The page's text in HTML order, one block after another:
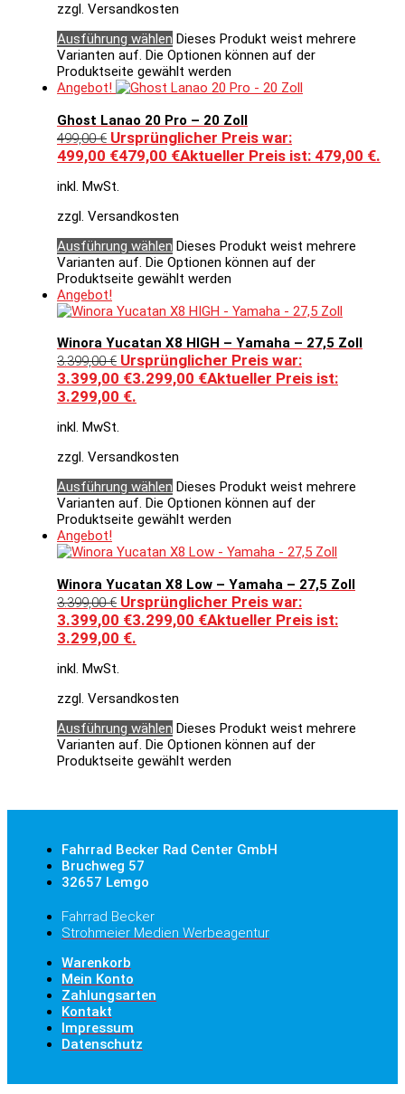
zzgl. Versandkosten
Ausführung wählen Dieses Produkt weist mehrere
Varianten auf. Die Optionen können auf der
Produktseite gewählt werden
Angebot!
Ghost Lanao 20 Pro – 20 Zoll
499,00€ Ursprünglicher Preis war:
499,00 €479,00 €Aktueller Preis ist: 479,00 €.
inkl. MwSt.
zzgl. Versandkosten
Ausführung wählen Dieses Produkt weist mehrere
Varianten auf. Die Optionen können auf der
Produktseite gewählt werden
Angebot!
Winora Yucatan X8 HIGH – Yamaha – 27,5 Zoll
3.399,00€ Ursprünglicher Preis war:
3.399,00 €3.299,00 €Aktueller Preis ist:
3.299,00 €.
inkl. MwSt.
zzgl. Versandkosten
Ausführung wählen Dieses Produkt weist mehrere
Varianten auf. Die Optionen können auf der
Produktseite gewählt werden
Angebot!
Winora Yucatan X8 Low – Yamaha – 27,5 Zoll
3.399,00€ Ursprünglicher Preis war:
3.399,00 €3.299,00 €Aktueller Preis ist:
3.299,00 €.
inkl. MwSt.
zzgl. Versandkosten
Ausführung wählen Dieses Produkt weist mehrere
Varianten auf. Die Optionen können auf der
Produktseite gewählt werden
Fahrrad Becker Rad Center GmbH
Bruchweg 57
32657 Lemgo
Fahrrad Becker
Strohmeier Medien Werbeagentur
Warenkorb
Mein Konto
Zahlungsarten
Kontakt
Impressum
Datenschutz